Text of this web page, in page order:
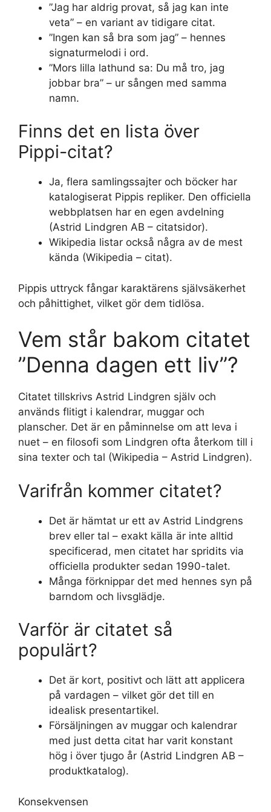
”Jag har aldrig provat, så jag kan inte
veta” – en variant av tidigare citat.
”Ingen kan så bra som jag” – hennes
signaturmelodi i ord.
”Mors lilla lathund sa: Du må tro, jag
jobbar bra” – ur sången med samma
namn.
Finns det en lista över
Pippi-citat?
Ja, flera samlingssajter och böcker har
katalogiserat Pippis repliker. Den officiella
webbplatsen har en egen avdelning
(Astrid Lindgren AB – citatsidor).
Wikipedia listar också några av de mest
kända (Wikipedia – citat).
Pippis uttryck fångar karaktärens självsäkerhet
och påhittighet, vilket gör dem tidlösa.
Vem står bakom citatet
”Denna dagen ett liv”?
Citatet tillskrivs Astrid Lindgren själv och
används flitigt i kalendrar, muggar och
planscher. Det är en påminnelse om att leva i
nuet – en filosofi som Lindgren ofta återkom till i
sina texter och tal (Wikipedia – Astrid Lindgren).
Varifrån kommer citatet?
Det är hämtat ur ett av Astrid Lindgrens
brev eller tal – exakt källa är inte alltid
specificerad, men citatet har spridits via
officiella produkter sedan 1990-talet.
Många förknippar det med hennes syn på
barndom och livsglädje.
Varför är citatet så
populärt?
Det är kort, positivt och lätt att applicera
på vardagen – vilket gör det till en
idealisk presentartikel.
Försäljningen av muggar och kalendrar
med just detta citat har varit konstant
hög i över tjugo år (Astrid Lindgren AB –
produktkatalog).
Konsekvensen